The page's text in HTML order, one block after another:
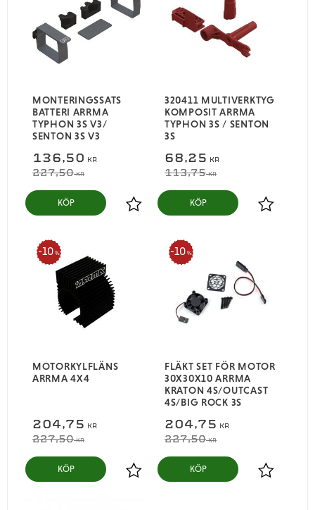
MONTERINGSSATS
BATTERI ARRMA
TYPHON 3S V3/
SENTON 3S V3
136,50 KR
227,50KR
Lägg till i favoriter
KÖP
320411 MULTIVERKTYG
KOMPOSIT ARRMA
TYPHON 3S / SENTON
3S
68,25 KR
113,75KR
Lägg till i
KÖP
MOTORKYLFLÄNS
ARRMA 4X4
204,75 KR
227,50KR
10 %
Lägg till i favoriter
KÖP
FLÄKT SET FÖR MOTOR
30X30X10 ARRMA
KRATON 4S/OUTCAST
4S/BIG ROCK 3S
204,75 KR
227,50KR
10 %
Lägg till i
KÖP